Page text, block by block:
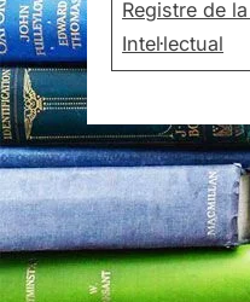
Registre de
Intel·lectual